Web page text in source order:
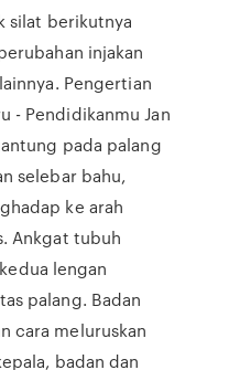
silat berikutnya
injakan
Pengertian
- Pendidikanmu Jan
pada palang
selebar bahu,
ke arah
Ankgat tubuh
lengan
palang. Badan
cara meluruskan
badan dan